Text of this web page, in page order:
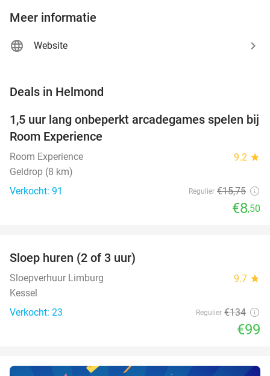
Meer informatie
Website
Deals in Helmond
46%
1,5 uur lang onbeperkt arcadegames spelen bij
Room Experience
Room Experience 9.2 star
Geldrop (8 km)
Verkocht: 91
Regulier €15,75
€8,50
NEW
TODAY
Sloep huren (2 of 3 uur)
Sloepverhuur Limburg 9.7 star
Kessel
Verkocht: 23
Regulier €134
€99